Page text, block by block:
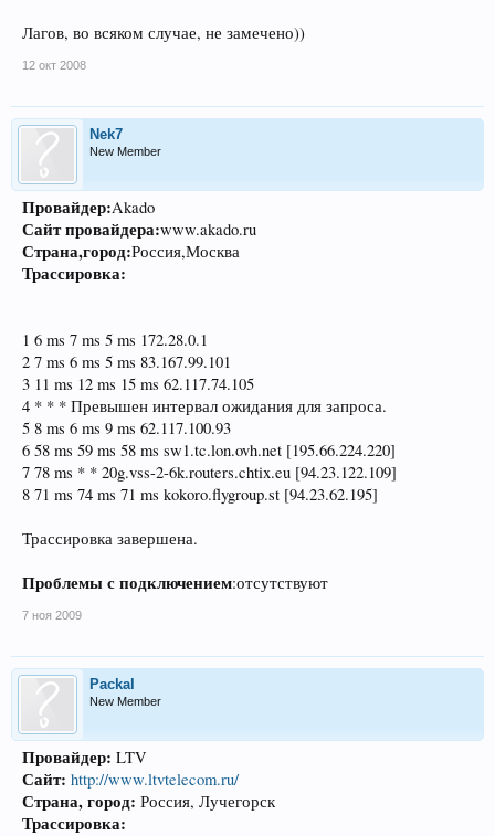
Лагов, во всяком случае, не замечено))
12 окт 2008
Nek7
New Member
Провайдер:Akado
Сайт провайдера:www.akado.ru
Страна,город:Россия,Москва
Трассировка:
1 6 ms 7 ms 5 ms 172.28.0.1
2 7 ms 6 ms 5 ms 83.167.99.101
3 11 ms 12 ms 15 ms 62.117.74.105
4 * * * Превышен интервал ожидания для запроса.
5 8 ms 6 ms 9 ms 62.117.100.93
6 58 ms 59 ms 58 ms sw1.tc.lon.ovh.net [195.66.224.220]
7 78 ms * * 20g.vss-2-6k.routers.chtix.eu [94.23.122.109]
8 71 ms 74 ms 71 ms kokoro.flygroup.st [94.23.62.195]
Трассировка завершена.
Проблемы с подключением:отсутствуют
7 ноя 2009
Packal
New Member
Провайдер: LTV
Сайт: http://www.ltvtelecom.ru/
Страна, город: Россия, Лучегорск
Трассировка: